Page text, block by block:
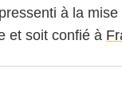
à la
et soit confié à